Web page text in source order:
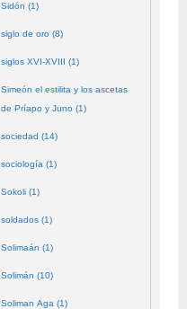
Sidón (1)
siglo de oro (8)
siglos XVI-XVIII (1)
Simeón el estilita y los ascetas
de Príapo y Juno (1)
sociedad (14)
sociología (1)
Sokoli (1)
soldados (1)
Solimaán (1)
Solimán (10)
Soliman Aga (1)